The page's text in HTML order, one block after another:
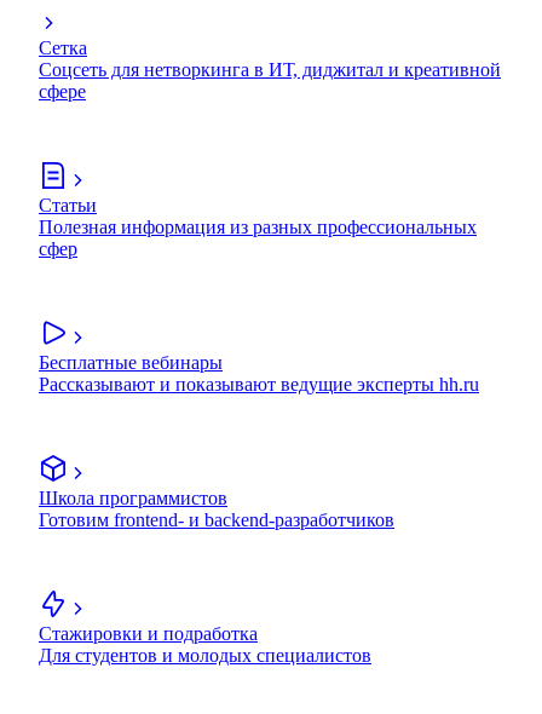
Сетка
Соцсеть для нетворкинга в ИТ, диджитал и креативной
сфере
Статьи
Полезная информация из разных профессиональных
сфер
Бесплатные вебинары
Рассказывают и показывают ведущие эксперты hh.ru
Школа программистов
Готовим frontend- и backend-разработчиков
Стажировки и подработка
Для студентов и молодых специалистов